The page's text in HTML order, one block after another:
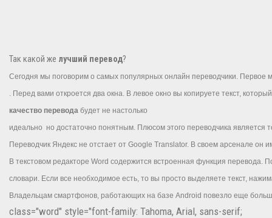
Так какой же лучший перевод?
Сегодня мы поговорим о самых популярных онлайн переводчики. Первое
. Перед вами откроется два окна. В левое окно вы копируете текст, который
качество перевода будет не настолько
идеально но достаточно понятным. Плюсом этого переводчика является
Переводчик Яндекс не отстает от Google Translator. В своем арсенале он
В текстовом редакторе Word содержится встроенная функция перевода.
словари. Если все необходимое есть, то вы просто выделяете текст,
Владельцам смартфонов, работающих на базе Android повезло еще
class="word" style="font-family: Tahoma, Arial, sans-serif;